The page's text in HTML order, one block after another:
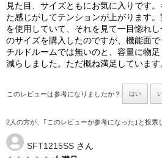
見た目、サイズともにお気に入りです
た感じがしてテンションが上がります
を使用していて、それを見て一目惚れ
のサイズを購入したのですが、機能面
チルドルームでは無いのと、容量に物
減らしました。ただ概ね満足しています
このレビューは参考になりましたか？ はい
2人の方が、｢このレビューが参考になった｣と投票
SFT1215SS さん